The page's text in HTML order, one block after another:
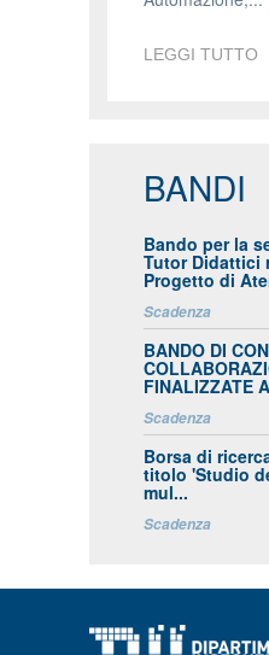
LEGGI TUTTO
BANDI
Bando per la
Tutor Didattici
Progetto di
Scadenza
BANDO DI
FINALIZZATE
Scadenza
Borsa di
titolo 'Studio
mul...
Scadenza